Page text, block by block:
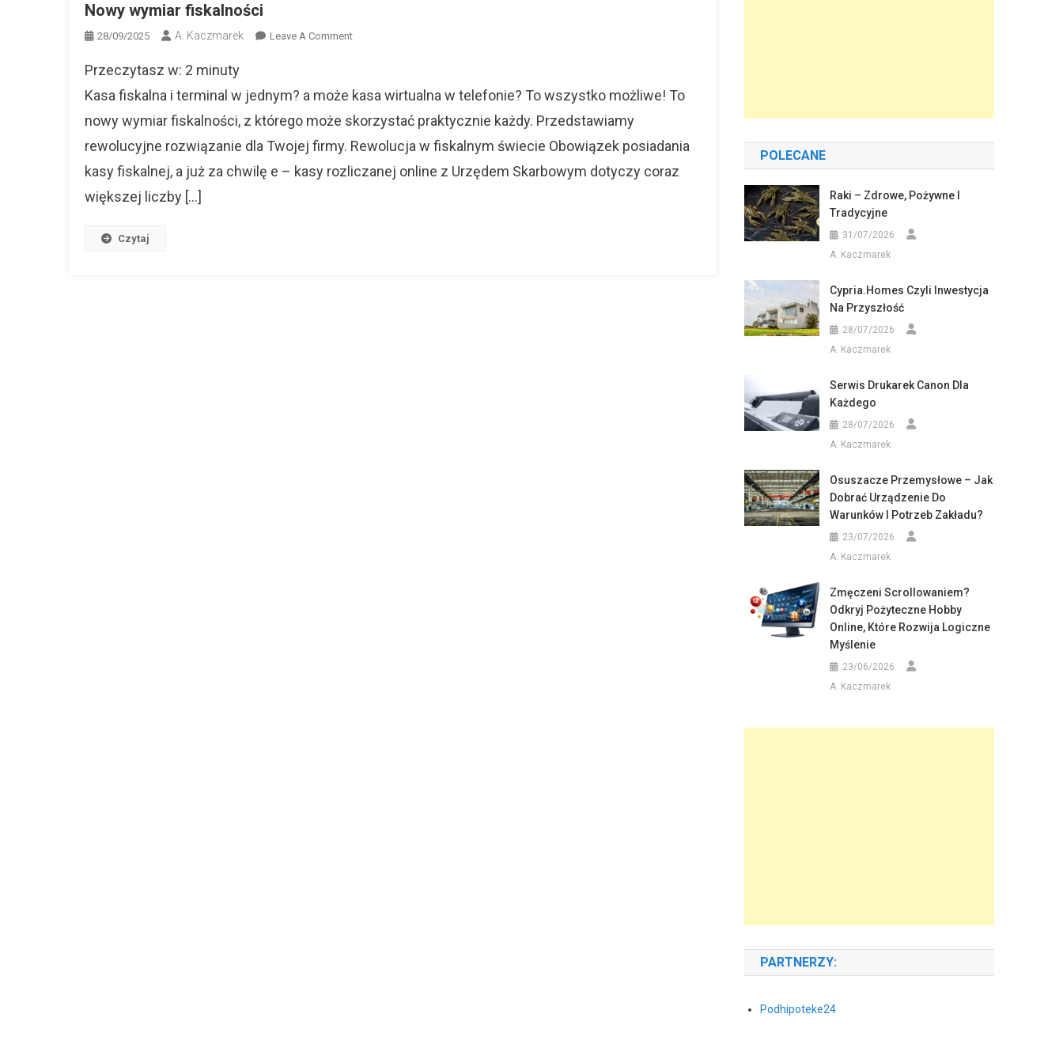
Nowy wymiar fiskalności
28/09/2025 A. Kaczmarek Leave A CommentOn
Fiskalności
Przeczytasz w: 2 minuty
Kasa fiskalna i terminal w jednym? a może kasa wirtualna w telefonie? To wszystko możliwe! To
nowy wymiar fiskalności, z którego może skorzystać praktycznie każdy. Przedstawiamy
rewolucyjne rozwiązanie dla Twojej firmy. Rewolucja w fiskalnym świecie Obowiązek posiadania
kasy fiskalnej, a już za chwilę e – kasy rozliczanej online z Urzędem Skarbowym dotyczy coraz
większej liczby […]
Czytaj
POLECANE
Raki – Zdrowe, Pożywne I
Tradycyjne
31/07/2026
A. Kaczmarek
Cypria.homes Czyli Inwestycja
Na Przyszłość
28/07/2026
A. Kaczmarek
Serwis Drukarek Canon Dla
Każdego
28/07/2026
A. Kaczmarek
Osuszacze Przemysłowe – Jak
Dobrać Urządzenie Do
Warunków I Potrzeb Zakładu?
23/07/2026
A. Kaczmarek
Zmęczeni Scrollowaniem?
Odkryj Pożyteczne Hobby
Online, Które Rozwija Logiczne
Myślenie
23/06/2026
A. Kaczmarek
PARTNERZY:
Podhipoteke24